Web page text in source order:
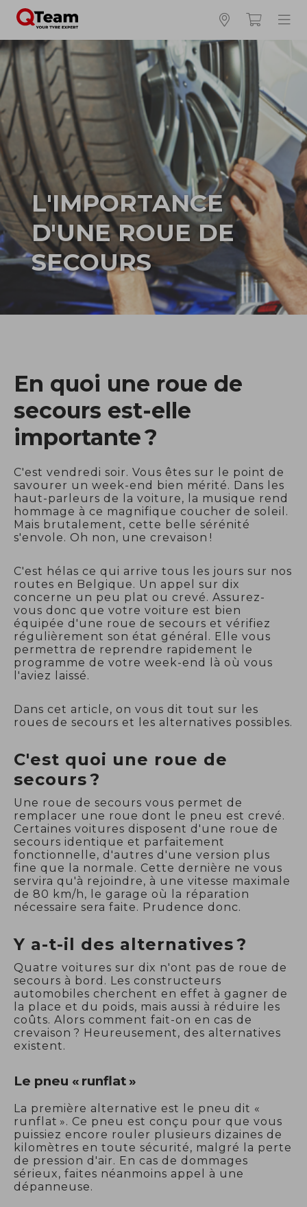
L'IMPORTANCE
D'UNE ROUE DE
SECOURS
En quoi une roue de
secours est-elle
importante ?
C'est vendredi soir. Vous êtes sur le point de
savourer un week-end bien mérité. Dans les
haut-parleurs de la voiture, la musique rend
hommage à ce magnifique coucher de soleil.
Mais brutalement, cette belle sérénité
s'envole. Oh non, une crevaison !
C'est hélas ce qui arrive tous les jours sur nos
routes en Belgique. Un appel sur dix
concerne un peu plat ou crevé. Assurez-
vous donc que votre voiture est bien
équipée d'une roue de secours et vérifiez
régulièrement son état général. Elle vous
permettra de reprendre rapidement le
programme de votre week-end là où vous
l'aviez laissé.
Dans cet article, on vous dit tout sur les
roues de secours et les alternatives possibles.
C'est quoi une roue de
secours ?
Une roue de secours vous permet de
remplacer une roue dont le pneu est crevé.
Certaines voitures disposent d'une roue de
secours identique et parfaitement
fonctionnelle, d'autres d'une version plus
fine que la normale. Cette dernière ne vous
servira qu'à rejoindre, à une vitesse maximale
de 80 km/h, le garage où la réparation
nécessaire sera faite. Prudence donc.
Y a-t-il des alternatives ?
Quatre voitures sur dix n'ont pas de roue de
secours à bord. Les constructeurs
automobiles cherchent en effet à gagner de
la place et du poids, mais aussi à réduire les
coûts. Alors comment fait-on en cas de
crevaison ? Heureusement, des alternatives
existent.
Le pneu « runflat »
La première alternative est le pneu dit «
runflat ». Ce pneu est conçu pour que vous
puissiez encore rouler plusieurs dizaines de
kilomètres en toute sécurité, malgré la perte
de pression d'air. En cas de dommages
sérieux, faites néanmoins appel à une
dépanneuse.